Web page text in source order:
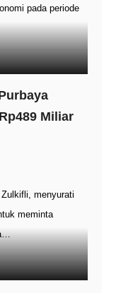
pada periode
Miliar
menyurati
meminta